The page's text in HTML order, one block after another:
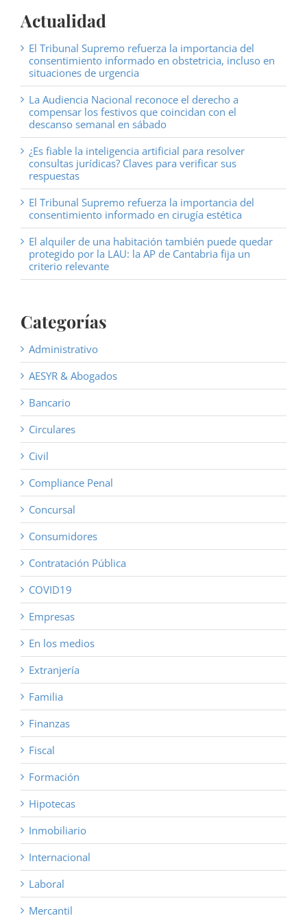
Actualidad
El Tribunal Supremo refuerza la importancia del
consentimiento informado en obstetricia, incluso en
situaciones de urgencia
La Audiencia Nacional reconoce el derecho a
compensar los festivos que coincidan con el
descanso semanal en sábado
¿Es fiable la inteligencia artificial para resolver
consultas jurídicas? Claves para verificar sus
respuestas
El Tribunal Supremo refuerza la importancia del
consentimiento informado en cirugía estética
El alquiler de una habitación también puede quedar
protegido por la LAU: la AP de Cantabria fija un
criterio relevante
Categorías
Administrativo
AESYR & Abogados
Bancario
Circulares
Civil
Compliance Penal
Concursal
Consumidores
Contratación Pública
COVID19
Empresas
En los medios
Extranjería
Familia
Finanzas
Fiscal
Formación
Hipotecas
Inmobiliario
Internacional
Laboral
Mercantil